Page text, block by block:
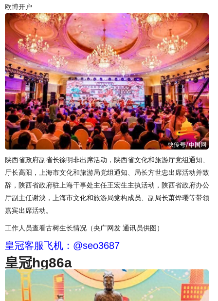
欧博开户
陕西省政府副省长徐明非出席活动，陕西省文化和旅游厅党组通知、
厅长高阳，上海市文化和旅游局党组通知、局长方世忠出席活动并致
辞，陕西省政府驻上海干事处主任王宏生主执活动，陕西省政府办公
厅副主任谢泱，上海市文化和旅游局党构成员、副局长萧烨璎等带领
嘉宾出席活动。
工作人员查看古树生长情况（央广网发 通讯员供图）
皇冠客服飞机：@seo3687
皇冠hg86a